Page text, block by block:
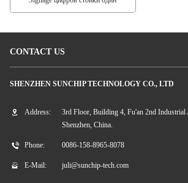
CONTACT US
SHENZHEN SUNCHIP TECHNOLOGY CO., LTD
Address:
3rd Floor, Building 4, Fu'an 2nd Industrial
Shenzhen, China.
Phone: 0086-158-8965-8078
E-Mail: juli@sunchip-tech.com